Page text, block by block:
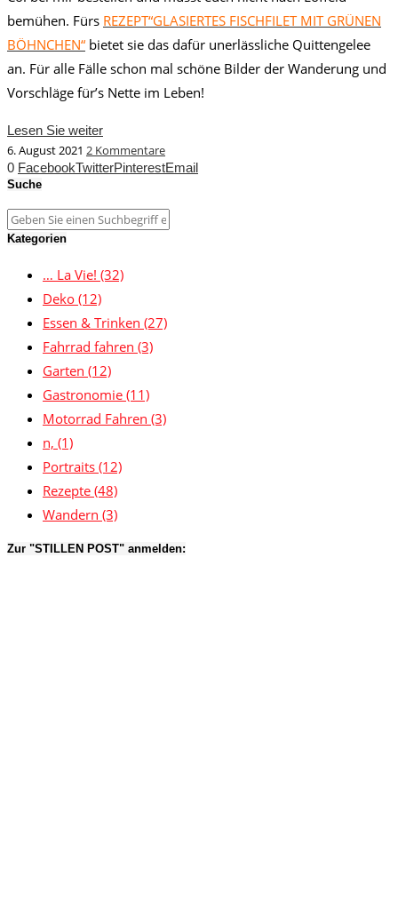
bemühen. Fürs REZEPT“GLASIERTES FISCHFILET MIT GRÜNEN
BÖHNCHEN“ bietet sie das dafür unerlässliche Quittengelee
an. Für alle Fälle schon mal schöne Bilder der Wanderung und
Vorschläge für’s Nette im Leben!
Lesen Sie weiter
6. August 2021 2 Kommentare
0 FacebookTwitterPinterestEmail
Suche
Kategorien
… La Vie! (32)
Deko (12)
Essen & Trinken (27)
Fahrrad fahren (3)
Garten (12)
Gastronomie (11)
Motorrad Fahren (3)
n, (1)
Portraits (12)
Rezepte (48)
Wandern (3)
Zur "STILLEN POST" anmelden: